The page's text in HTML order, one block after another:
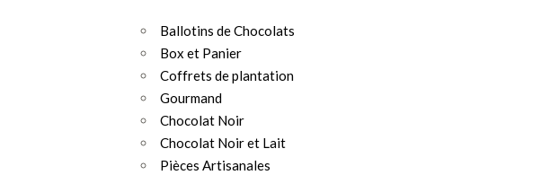
Ballotins de Chocolats
Box et Panier
Coffrets de plantation
Gourmand
Chocolat Noir
Chocolat Noir et Lait
Pièces Artisanales